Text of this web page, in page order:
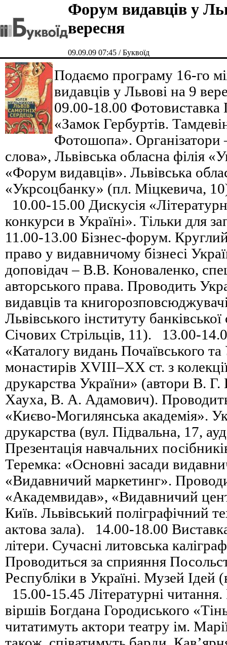
Форум видавців у
вересня
09.09.09 07:45 / Буквоїд
Подаємо програму 16-го
видавців у Львові на 9
09.00-18.00 Фотовиставка
«Замок Гербуртів.
Фотошопа». Організатори
слова», Львівська обласна філія
«Форум видавців». Львівська
«Укрсоцбанку» (пл. Міцкевича,
10.00-15.00 Дискусія
конкурси в Україні». Тільки для
11.00-13.00 Бізнес-форум.
право у видавничому бізнесі
доповідач – В.В. Коноваленко,
авторського права. Проводить
видавців та
Львівського інституту
Січових Стрільців, 11). 13.00-
«Каталогу видань Почаївського та
монастирів XVIII–XX ст. з
друкарства України» (автори В.
Хауха, В. А. Адамович).
«Києво-Могилянська академія».
друкарства (вул. Підвальна, 17,
Презентація навчальних
Теремка: «Основні засади
«Видавничий маркетинг».
«Академвидав», «Видавничий
Київ. Львівський поліграфічний
актова зала). 14.00-18.00
літери. Сучасні литовська
Проводиться за сприяння
Республіки в Україні. Музей Ідей
15.00-15.45 Літературні
віршів Богдана Городиського
читатимуть актори театру ім.